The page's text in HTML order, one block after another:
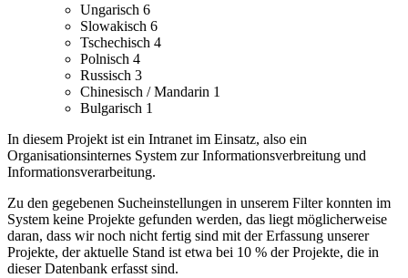
Ungarisch 6
Slowakisch 6
Tschechisch 4
Polnisch 4
Russisch 3
Chinesisch / Mandarin 1
Bulgarisch 1
In diesem Projekt ist ein Intranet im Einsatz, also ein
Organisationsinternes System zur Informationsverbreitung und
Informationsverarbeitung.
Zu den gegebenen Sucheinstellungen in unserem Filter konnten im
System keine Projekte gefunden werden, das liegt möglicherweise
daran, dass wir noch nicht fertig sind mit der Erfassung unserer
Projekte, der aktuelle Stand ist etwa bei 10 % der Projekte, die in
dieser Datenbank erfasst sind.